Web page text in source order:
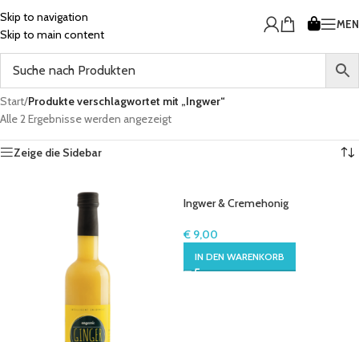
Skip to navigation
Skip to main content
Start/Produkte verschlagwortet mit „Ingwer“
Alle 2 Ergebnisse werden angezeigt
Zeige die Sidebar
Ingwer & Cremehonig
€ 9,00
IN DEN WARENKORB